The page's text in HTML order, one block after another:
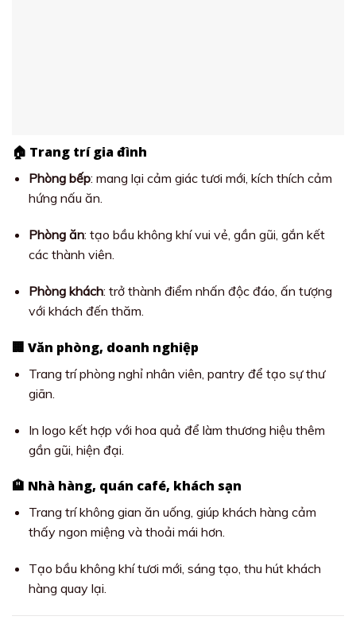
🏠 Trang trí gia đình
Phòng bếp: mang lại cảm giác tươi mới, kích thích cảm
hứng nấu ăn.
Phòng ăn: tạo bầu không khí vui vẻ, gần gũi, gắn kết
các thành viên.
Phòng khách: trở thành điểm nhấn độc đáo, ấn tượng
với khách đến thăm.
🏢 Văn phòng, doanh nghiệp
Trang trí phòng nghỉ nhân viên, pantry để tạo sự thư
giãn.
In logo kết hợp với hoa quả để làm thương hiệu thêm
gần gũi, hiện đại.
🏨 Nhà hàng, quán café, khách sạn
Trang trí không gian ăn uống, giúp khách hàng cảm
thấy ngon miệng và thoải mái hơn.
Tạo bầu không khí tươi mới, sáng tạo, thu hút khách
hàng quay lại.